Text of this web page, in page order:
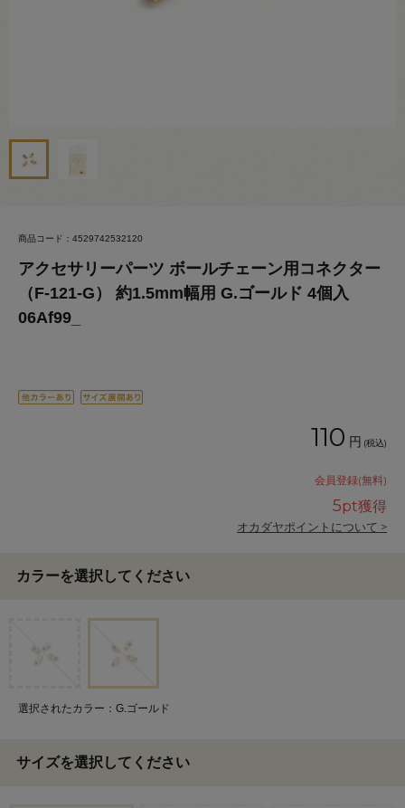
商品コード：4529742532120
アクセサリーパーツ ボールチェーン用コネクター
（F-121-G） 約1.5mm幅用 G.ゴールド 4個入
06Af99_
110 円 (税込)
会員登録(無料)
5pt獲得
オカダヤポイントについて >
カラーを選択してください
選択されたカラー：G.ゴールド
サイズを選択してください